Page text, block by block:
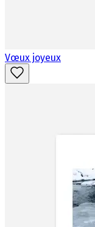
Vœux joyeux